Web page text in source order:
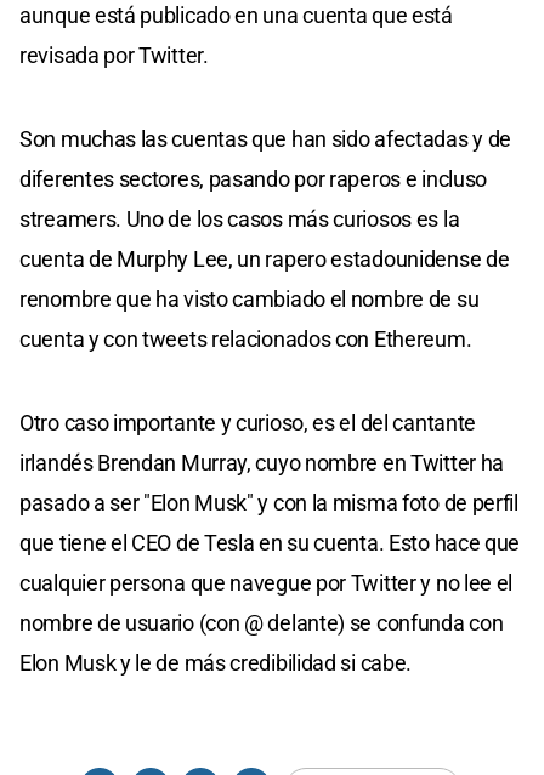
aunque está publicado en una cuenta que está
revisada por Twitter.
Son muchas las cuentas que han sido afectadas y de
diferentes sectores, pasando por raperos e incluso
streamers. Uno de los casos más curiosos es la
cuenta de Murphy Lee, un rapero estadounidense de
renombre que ha visto cambiado el nombre de su
cuenta y con tweets relacionados con Ethereum.
Otro caso importante y curioso, es el del cantante
irlandés Brendan Murray, cuyo nombre en Twitter ha
pasado a ser "Elon Musk" y con la misma foto de perfil
que tiene el CEO de Tesla en su cuenta. Esto hace que
cualquier persona que navegue por Twitter y no lee el
nombre de usuario (con @ delante) se confunda con
Elon Musk y le de más credibilidad si cabe.